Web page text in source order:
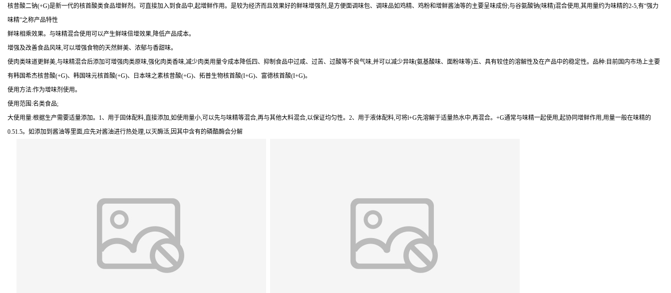
核昔酸二钠(+G)是新一代的核首酸类食品增鲜剂。可直接加入到食品中,起增鲜作用。是较为经济而且效果好的鲜味增强剂,是方便面调味包、调味品如鸡精、鸡粉和增鲜酱油等的主要呈味成份;与谷氨酸钠(味精)混合使用,其用量约为味精的2-5,有“强力
味精”之称产品特性
鲜味相乘效果。与味精混合使用可以产生鲜味倍增效果,降低产品成本。
增强及改善食品风味,可以增强食物的天然鲜美、浓郁与香甜味。
使肉类味道更鲜美,与味精混合后添加可增强肉类原味,强化肉类香味,减少肉类用量令成本降低四、抑制食品中过咸、过苦、过酸等不良气味,并可以减少异味(氨基酸味、面粉味等)五、具有较佳的溶解性及在产品中的稳定性。品种:目前国内市场上主要
有韩国希杰核昔酸(+G)、韩国味元核首酸(+G)、日本味之素核昔酸(+G)、拓普生物核首酸(I+G)、富德核首酸(I+G)。
使用方法:作为增味剂使用。
使用范围:名类食品;
大使用量:根据生产需要适量添加。1、用于固体配料,直接添加,如使用量小,可以先与味精等混合,再与其他大料混合,以保证均匀性。2、用于液体配料,可将l+G先溶解于适量热水中,再混合。+G通常与味精一起使用,起协同增鲜作用,用量一般在味精的
0.51.5。如添加到酱油等里面,应先对酱油进行热处理,以灭酶活,因其中含有的磷酷酶会分解